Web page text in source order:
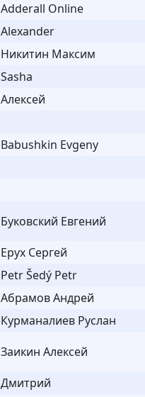
Adderall Online
Alexander
Никитин Максим
Sasha
Алексей
Babushkin Evgeny
Буковский Евгений
Ерух Сергей
Petr Šedý Petr
Абрамов Андрей
Курманалиев Руслан
Заикин Алексей
Дмитрий